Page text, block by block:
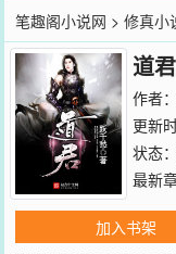
笔趣阁小说网 >修真小
道君
作者：
更新
状态
最新
加入书架